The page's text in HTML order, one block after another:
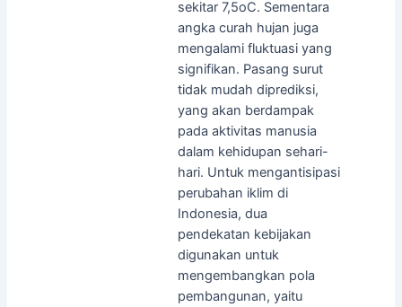
sekitar 7,5oC. Sementara
angka curah hujan juga
mengalami fluktuasi yang
signifikan. Pasang surut
tidak mudah diprediksi,
yang akan berdampak
pada aktivitas manusia
dalam kehidupan sehari-
hari. Untuk mengantisipasi
perubahan iklim di
Indonesia, dua
pendekatan kebijakan
digunakan untuk
mengembangkan pola
pembangunan, yaitu